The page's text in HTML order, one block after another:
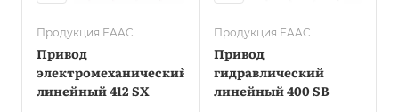
Продукция FAAC
Привод
электромеханический
линейный 412 SX
Продукция FAAC
Привод
гидравлический
линейный 400 SB